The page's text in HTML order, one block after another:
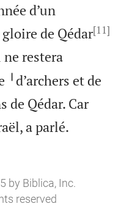
d’un
de Qédar[11]
restera
╵d’archers et de
de Qédar. Car
a parlé.
by Biblica, Inc.
reserved